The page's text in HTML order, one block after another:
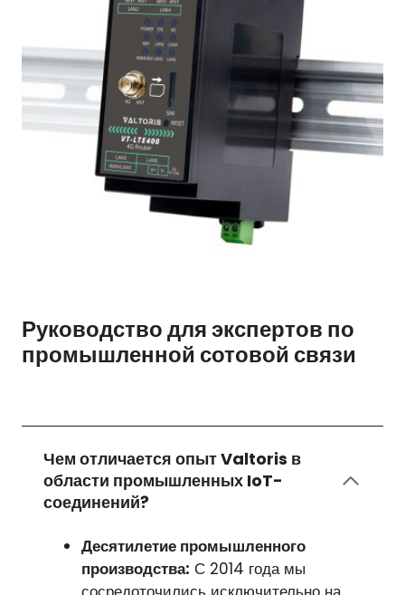
Руководство для экспертов по
промышленной сотовой связи
Чем отличается опыт Valtoris в
области промышленных IoT-
соединений?
Десятилетие промышленного
производства: С 2014 года мы